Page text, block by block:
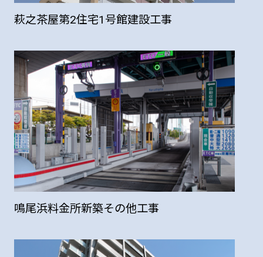
萩之茶屋第2住宅1号館建設工事
鳴尾浜料金所新築その他工事